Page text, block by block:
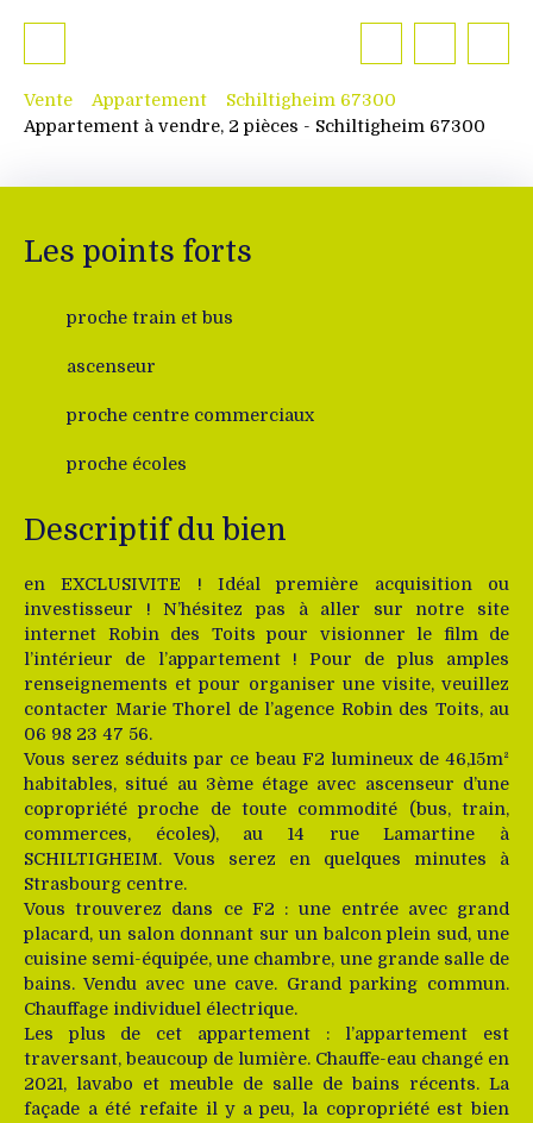
Vente Appartement
Schiltigheim 67300
Appartement à vendre, 2 pièces - Schiltigheim 67300
Les points forts
proche train et bus
ascenseur
proche centre commerciaux
proche écoles
Descriptif du bien
en EXCLUSIVITE ! Idéal première acquisition ou
investisseur ! N’hésitez pas à aller sur notre site
internet Robin des Toits pour visionner le film de
l’intérieur de l’appartement ! Pour de plus amples
renseignements et pour organiser une visite, veuillez
contacter Marie Thorel de l’agence Robin des Toits, au
06 98 23 47 56.
Vous serez séduits par ce beau F2 lumineux de 46,15m²
habitables, situé au 3ème étage avec ascenseur d’une
copropriété proche de toute commodité (bus, train,
commerces, écoles), au 14 rue Lamartine à
SCHILTIGHEIM. Vous serez en quelques minutes à
Strasbourg centre.
Vous trouverez dans ce F2 : une entrée avec grand
placard, un salon donnant sur un balcon plein sud, une
cuisine semi-équipée, une chambre, une grande salle de
bains. Vendu avec une cave. Grand parking commun.
Chauffage individuel électrique.
Les plus de cet appartement : l’appartement est
traversant, beaucoup de lumière. Chauffe-eau changé en
2021, lavabo et meuble de salle de bains récents. La
façade a été refaite il y a peu, la copropriété est bien